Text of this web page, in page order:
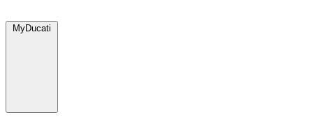
MyDucati